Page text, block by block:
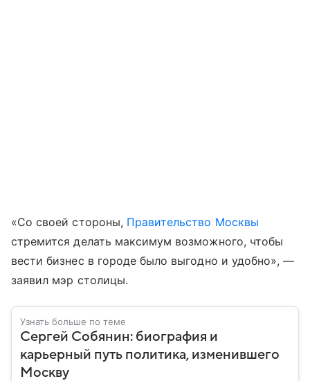
«Со своей стороны, Правительство Москвы
стремится делать максимум возможного, чтобы
вести бизнес в городе было выгодно и удобно», —
заявил мэр столицы.
Узнать больше по теме
Сергей Собянин: биография и
карьерный путь политика, изменившего
Москву